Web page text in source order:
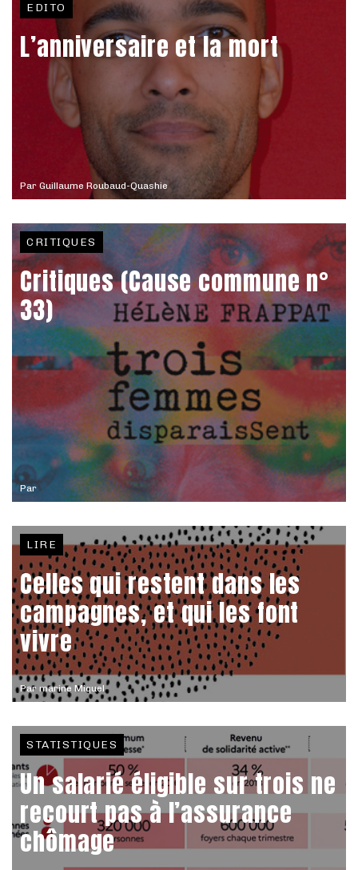
Par Guillaume Roubaud-Quashie
EDITO
L’anniversaire et la mort
Par
CRITIQUES
Critiques (Cause commune n°
33)
Par marine Miquel
LIRE
Celles qui restent dans les
campagnes, et qui les font
vivre
STATISTIQUES
Un salarié éligible sur trois ne
recourt pas à l’assurance
chômage